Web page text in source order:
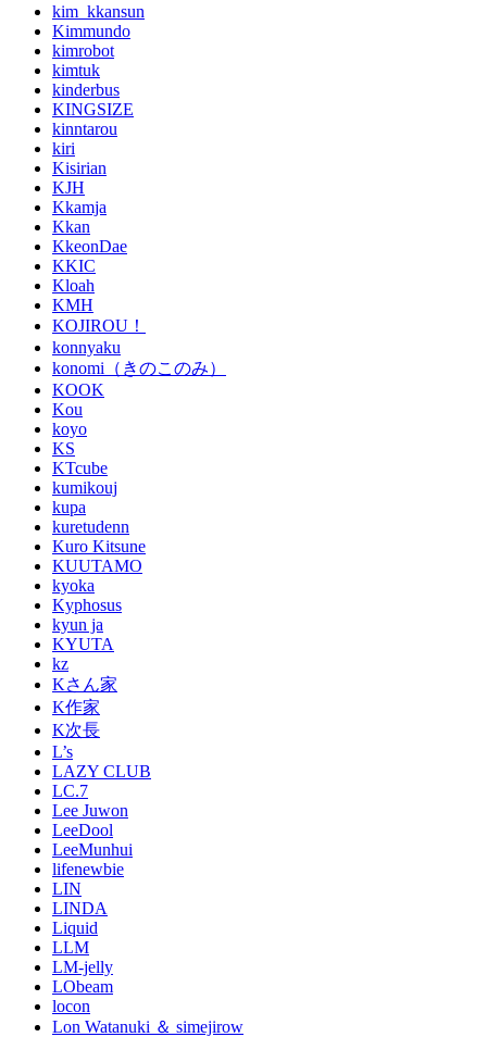
kim_kkansun
Kimmundo
kimrobot
kimtuk
kinderbus
KINGSIZE
kinntarou
kiri
Kisirian
KJH
Kkamja
Kkan
KkeonDae
KKIC
Kloah
KMH
KOJIROU！
konnyaku
konomi（きのこのみ）
KOOK
Kou
koyo
KS
KTcube
kumikouj
kupa
kuretudenn
Kuro Kitsune
KUUTAMO
kyoka
Kyphosus
kyun ja
KYUTA
kz
Kさん家
K作家
K次長
L’s
LAZY CLUB
LC.7
Lee Juwon
LeeDool
LeeMunhui
lifenewbie
LIN
LINDA
Liquid
LLM
LM-jelly
LObeam
locon
Lon Watanuki ＆ simejirow